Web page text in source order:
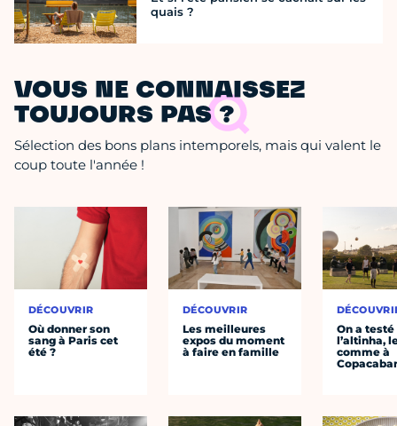
quais ?
VOUS NE CONNAISSEZ
TOUJOURS PAS ?
Sélection des bons plans intemporels, mais qui valent le
coup toute l'année !
DÉCOUVRIR
Où donner son
sang à Paris cet
été ?
DÉCOUVRIR
Les meilleures
expos du moment
à faire en famille
On a testé
l’altinha,
comme à